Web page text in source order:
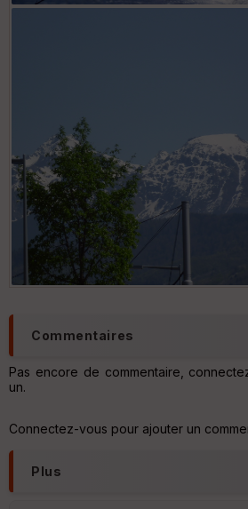
Commentaires
Pas encore de commentaire,
un.
Connectez-vous pour ajouter un
Plus